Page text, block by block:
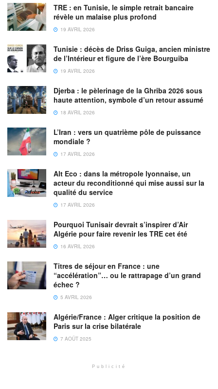
TRE : en Tunisie, le simple retrait bancaire
révèle un malaise plus profond
19 AVRIL 2026
Tunisie : décès de Driss Guiga, ancien ministre
de l’Intérieur et figure de l’ère Bourguiba
19 AVRIL 2026
Djerba : le pèlerinage de la Ghriba 2026 sous
haute attention, symbole d’un retour assumé
18 AVRIL 2026
L’Iran : vers un quatrième pôle de puissance
mondiale ?
17 AVRIL 2026
Alt Eco : dans la métropole lyonnaise, un
acteur du reconditionné qui mise aussi sur la
qualité du service
17 AVRIL 2026
Pourquoi Tunisair devrait s’inspirer d’Air
Algérie pour faire revenir les TRE cet été
16 AVRIL 2026
Titres de séjour en France : une
“accélération”… ou le rattrapage d’un grand
échec ?
5 AVRIL 2026
Algérie/France : Alger critique la position de
Paris sur la crise bilatérale
7 AOÛT 2025
Publicité